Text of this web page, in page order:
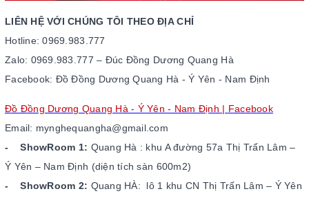
LIÊN HỆ VỚI CHÚNG TÔI THEO ĐỊA CHỈ
Hotline: 0969.983.777
Zalo: 0969.983.777 – Đúc Đồng Dương Quang Hà
Facebook: Đồ Đồng Dương Quang Hà - Ý Yên - Nam Định
Đồ Đồng Dương Quang Hà - Ý Yên - Nam Định | Facebook
Email: mynghequangha@gmail.com
- ShowRoom 1: Quang Hà : khu A đường 57a Thị Trấn Lâm –
Ý Yên – Nam Định (diện tích sàn 600m2)
- ShowRoom 2: Quang HÀ: lô 1 khu CN Thị Trấn Lâm – Ý Yên